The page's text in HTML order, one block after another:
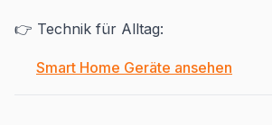
👉 Technik für Alltag:
Smart Home Geräte ansehen